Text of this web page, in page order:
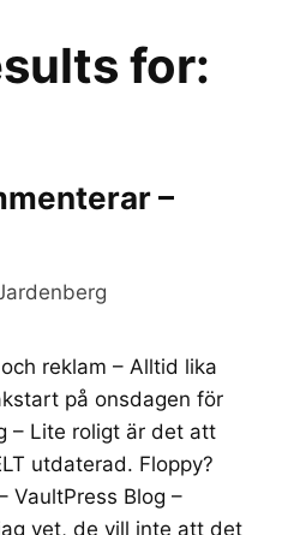
for:
–
reklam – Alltid lika
på onsdagen för
– Lite roligt är det att
utdaterad. Floppy?
VaultPress Blog –
vet, de vill inte att det